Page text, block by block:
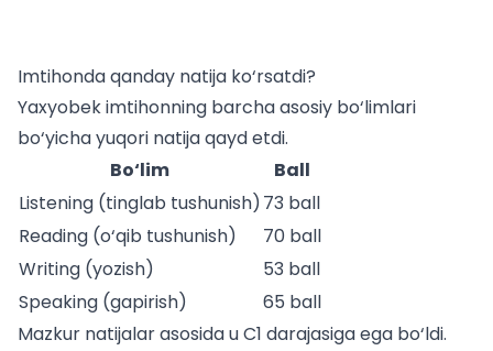
Imtihonda qanday natija ko‘rsatdi?
Yaxyobek imtihonning barcha asosiy bo‘limlari
bo‘yicha yuqori natija qayd etdi.
Bo‘lim
Ball
Listening (tinglab tushunish)73 ball
Reading (o‘qib tushunish)
70 ball
Writing (yozish)
53 ball
Speaking (gapirish)
65 ball
Mazkur natijalar asosida u C1 darajasiga ega bo‘ldi.